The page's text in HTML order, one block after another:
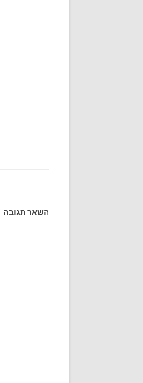
השאר תגובה